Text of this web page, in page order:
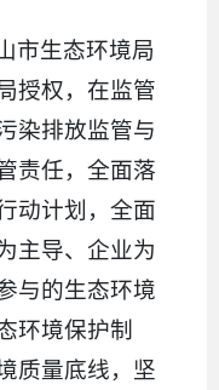
市生态环境局
授权，在监管
染排放监管与
责任，全面落
动计划，全面
主导、企业为
与的生态环境
环境保护制
质量底线，坚